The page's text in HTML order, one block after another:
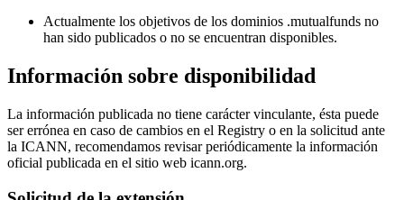
Actualmente los objetivos de los dominios .mutualfunds no
han sido publicados o no se encuentran disponibles.
Información sobre disponibilidad
La información publicada no tiene carácter vinculante, ésta puede
ser errónea en caso de cambios en el Registry o en la solicitud ante
la ICANN, recomendamos revisar periódicamente la información
oficial publicada en el sitio web icann.org.